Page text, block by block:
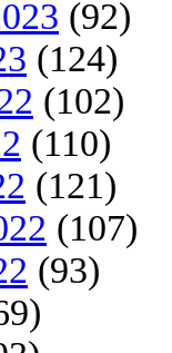
(92)
(124)
(102)
(110)
(121)
(107)
(93)